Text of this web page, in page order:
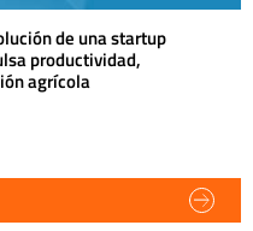
de una startup
productividad,
agrícola